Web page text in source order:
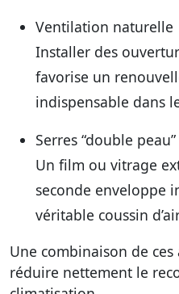
Ventilation naturelle
Installer des
favorise un
indispensable dans
Serres “double peau”
Un film ou vitrage
seconde enveloppe
véritable coussin
Une combinaison de
réduire nettement le